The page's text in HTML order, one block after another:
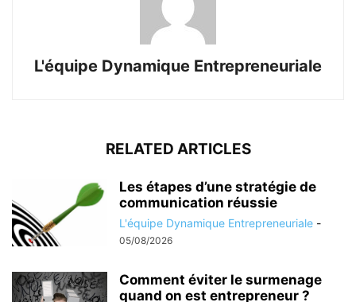
L'équipe Dynamique Entrepreneuriale
RELATED ARTICLES
Les étapes d’une stratégie de
communication réussie
L'équipe Dynamique Entrepreneuriale -
05/08/2026
Comment éviter le surmenage
quand on est entrepreneur ?